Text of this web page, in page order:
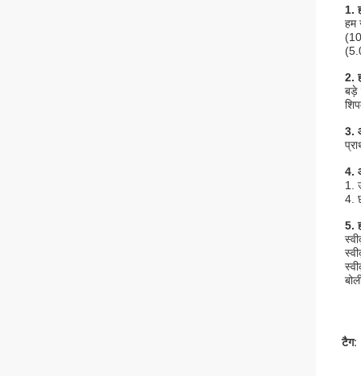
1.
हम
2.
बड़े
3.
4.
1.
4.
5.
टैग: